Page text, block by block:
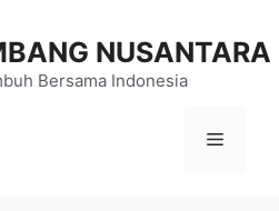
NUSANTARA
Bersama Indonesia
Menu